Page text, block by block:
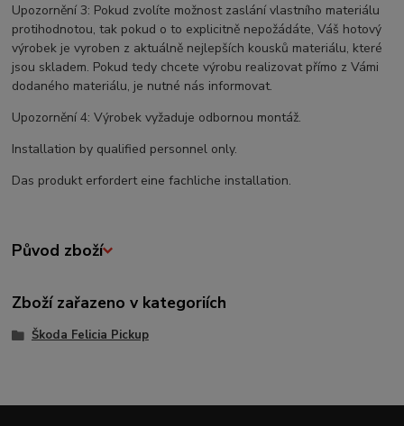
Upozornění 3: Pokud zvolíte možnost zaslání vlastního materiálu
protihodnotou, tak pokud o to explicitně nepožádáte, Váš hotový
výrobek je vyroben z aktuálně nejlepších kousků materiálu, které
jsou skladem. Pokud tedy chcete výrobu realizovat přímo z Vámi
dodaného materiálu, je nutné nás informovat.
Upozornění 4: Výrobek vyžaduje odbornou montáž.
Installation by qualified personnel only.
Das produkt erfordert eine fachliche installation.
Původ zboží
Zboží zařazeno v kategoriích
Škoda Felicia Pickup